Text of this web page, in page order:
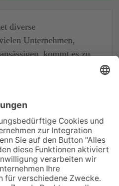
diverse
Unternehmen,
kommt es zu
und
kleine Übersicht an
die auf
von der Corona-
(Autor: Henning